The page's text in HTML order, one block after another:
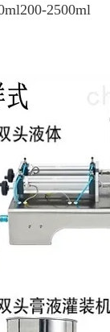
2500ml